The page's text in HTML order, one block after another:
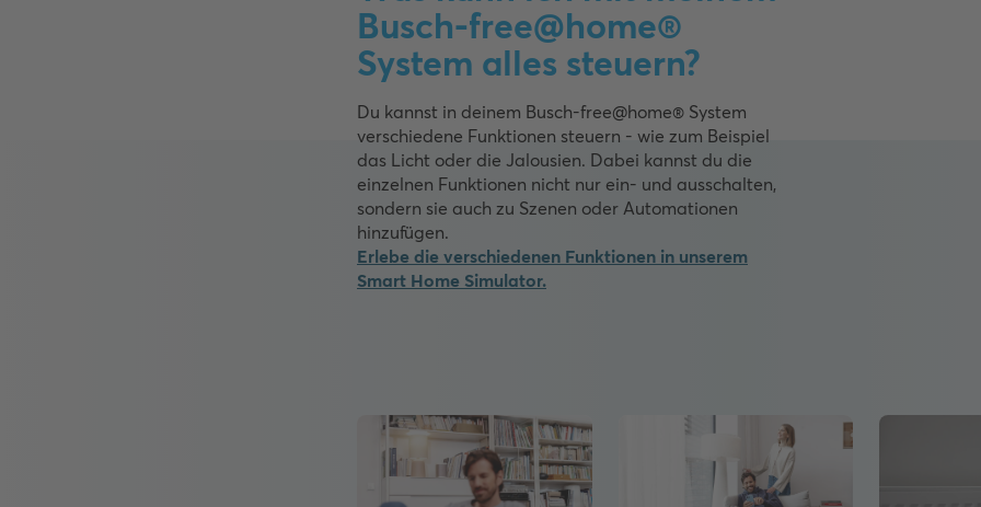
Busch-free@home®
System alles steuern?
Du kannst in deinem Busch-free@home® System
verschiedene Funktionen steuern - wie zum Beispiel
das Licht oder die Jalousien. Dabei kannst du die
einzelnen Funktionen nicht nur ein- und ausschalten,
sondern sie auch zu Szenen oder Automationen
hinzufügen.
Erlebe die verschiedenen Funktionen in unserem
Smart Home Simulator.